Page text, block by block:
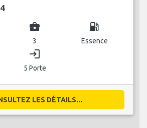
business_center
3
local_gas_station
Essence
login
5 Porte
LES DÉTAILS...